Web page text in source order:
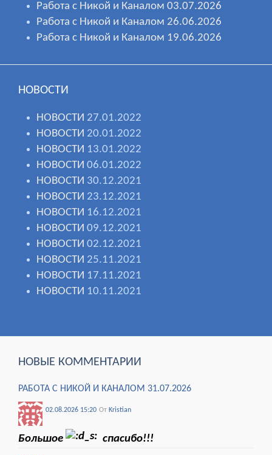
Работа с Никой и Каналом 03.07.2026
Работа с Никой и Каналом 26.06.2026
Работа с Никой и Каналом 19.06.2026
НОВОСТИ
НОВОСТИ 27.01.2022
НОВОСТИ 20.01.2022
НОВОСТИ 13.01.2022
НОВОСТИ 06.01.2022
НОВОСТИ 30.12.2021
НОВОСТИ 23.12.2021
НОВОСТИ 16.12.2021
НОВОСТИ 09.12.2021
НОВОСТИ 02.12.2021
НОВОСТИ 25.11.2021
НОВОСТИ 17.11.2021
НОВОСТИ 10.11.2021
НОВЫЕ КОММЕНТАРИИ
РАБОТА С НИКОЙ И КАНАЛОМ 31.07.2026
02.08.2026 15:20 От Kristian
Большое спасибо!!!